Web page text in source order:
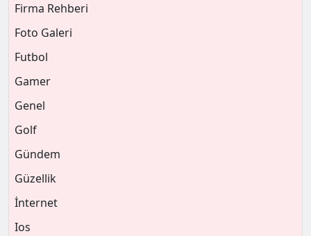
Firma Rehberi
Foto Galeri
Futbol
Gamer
Genel
Golf
Gündem
Güzellik
İnternet
Ios